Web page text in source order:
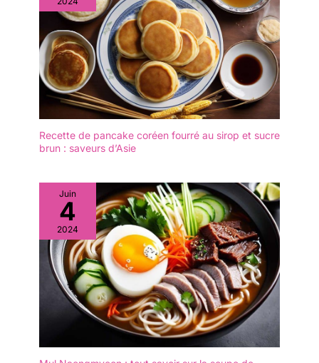
sans effort. [𝐏𝐞𝐢𝐧𝐭𝐮𝐫𝐞] : La
surface en bois de
bouleau naturel de nos
bâtonnets en bois
constitue une toile idéale
pour la peinture. Que
vous souhaitiez ajouter
des couleurs vives ou
des motifs complexes,
excellent choix pour les
projets artistiques.
[𝐅𝐨𝐮𝐫𝐧𝐢𝐭𝐮𝐫𝐞𝐬 𝐏𝐨𝐥𝐲𝐯𝐚𝐥𝐞𝐧𝐭𝐞𝐬
𝐩𝐨𝐮𝐫 𝐋𝐞𝐬 𝐄𝐧𝐬𝐞𝐢𝐠𝐧𝐚𝐧𝐭𝐬] : Ces
baguettes rondes en
bois sont parfaites pour
les enseignants. Elles
peuvent être utilisées à
diverses fins, telles que
les spectacles de
marionnettes, la création
de drapeaux, les
Recette de pancake coréen fourré au sirop et sucre
brun : saveurs d’Asie
Juin
4
2024